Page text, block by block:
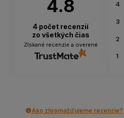
4.8
4 počet recenzií
zo všetkých čias
Získané recenzie a overené
4
3
2
1
Ako zhromažďujeme recenzie?